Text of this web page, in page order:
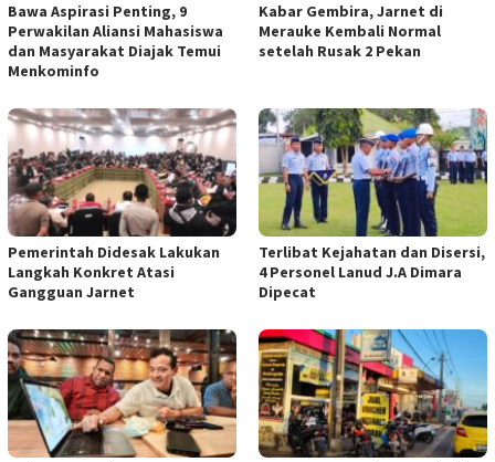
Bawa Aspirasi Penting, 9
Perwakilan Aliansi Mahasiswa
dan Masyarakat Diajak Temui
Menkominfo
Kabar Gembira, Jarnet di
Merauke Kembali Normal
setelah Rusak 2 Pekan
Pemerintah Didesak Lakukan
Langkah Konkret Atasi
Gangguan Jarnet
Terlibat Kejahatan dan Disersi,
4 Personel Lanud J.A Dimara
Dipecat